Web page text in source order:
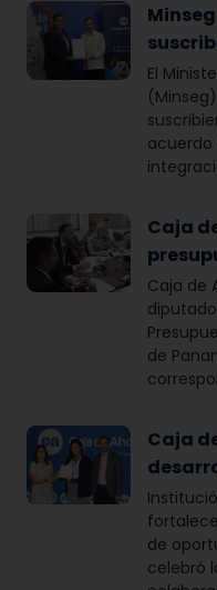
El
acuerdo
Caja
Caja de
de
Caja
de
celebró